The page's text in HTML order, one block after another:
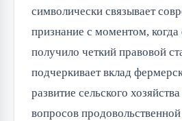
символически связывает
признание с моментом,
получило четкий правовой
подчеркивает вклад
развитие сельского
вопросов